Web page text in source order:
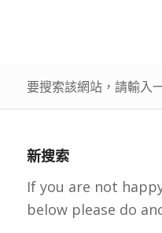
要搜索該網站，請輸入
新搜索
If you are not
below please do